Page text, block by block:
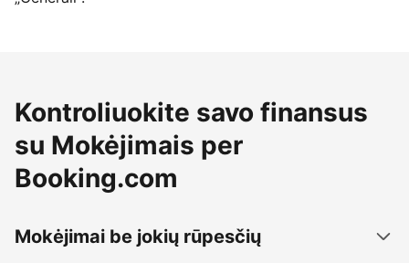
Kontroliuokite savo finansus
su Mokėjimais per
Booking.com
Mokėjimai be jokių rūpesčių